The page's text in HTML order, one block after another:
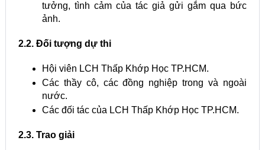
tưởng, tình cảm của tác giả gửi gắm qua bức
ảnh.
2.2. Đối tượng dự thi
Hội viên LCH Thấp Khớp Học TP.HCM.
Các thầy cô, các đồng nghiệp trong và ngoài
nước.
Các đối tác của LCH Thấp Khớp Học TP.HCM.
2.3. Trao giải